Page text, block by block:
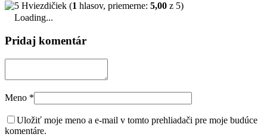
(1 hlasov, priemerne: 5,00 z 5)
Loading...
Pridaj komentár
Meno *
Uložiť moje meno a e-mail v tomto prehliadači pre moje budúce
komentáre.